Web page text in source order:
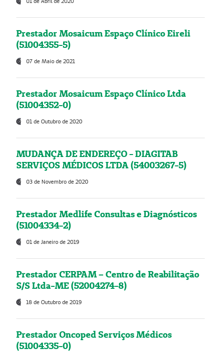
Prestador Mosaicum Espaço Clínico Eireli
(51004355-5)
07 de Maio de 2021
Prestador Mosaicum Espaço Clínico Ltda
(51004352-0)
01 de Outubro de 2020
MUDANÇA DE ENDEREÇO - DIAGITAB
SERVIÇOS MÉDICOS LTDA (54003267-5)
03 de Novembro de 2020
Prestador Medlife Consultas e Diagnósticos
(51004334-2)
01 de Janeiro de 2019
Prestador CERPAM – Centro de Reabilitação
S/S Ltda-ME (52004274-8)
18 de Outubro de 2019
Prestador Oncoped Serviços Médicos
(51004335-0)